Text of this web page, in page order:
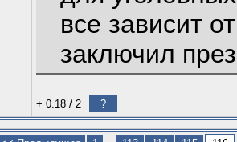
все зависит
заключил
+ 0.18 / 2 ?